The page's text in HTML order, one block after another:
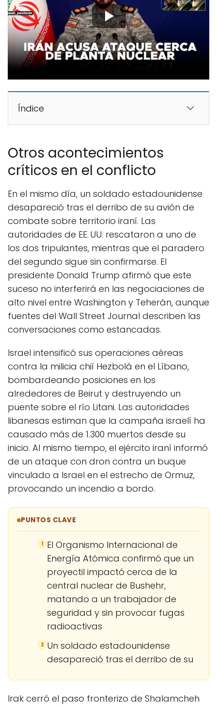
Índice
Otros acontecimientos
críticos en el conflicto
En el mismo día, un soldado estadounidense
desapareció tras el derribo de su avión de
combate sobre territorio iraní. Las
autoridades de EE. UU. rescataron a uno de
los dos tripulantes, mientras que el paradero
del segundo sigue sin confirmarse. El
presidente Donald Trump afirmó que este
suceso no interferirá en las negociaciones de
alto nivel entre Washington y Teherán, aunque
fuentes del Wall Street Journal describen las
conversaciones como estancadas.
Israel intensificó sus operaciones aéreas
contra la milicia chií Hezbolá en el Líbano,
bombardeando posiciones en los
alrededores de Beirut y destruyendo un
puente sobre el río Litani. Las autoridades
libanesas estiman que la campaña israelí ha
causado más de 1.300 muertos desde su
inicio. Al mismo tiempo, el ejército iraní informó
de un ataque con dron contra un buque
vinculado a Israel en el estrecho de Ormuz,
provocando un incendio a bordo.
PUNTOS CLAVE
1 El Organismo Internacional de
Energía Atómica confirmó que un
proyectil impactó cerca de la
central nuclear de Bushehr,
matando a un trabajador de
seguridad y sin provocar fugas
radioactivas
2 Un soldado estadounidense
desapareció tras el derribo de su
Irak cerró el paso fronterizo de Shalamcheh